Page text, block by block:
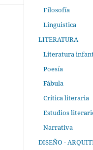
Filosofía
Linguistica
LITERATURA
Literatura
Poesía
Fábula
Crítica literaria
Estudios
Narrativa
DISEÑO -